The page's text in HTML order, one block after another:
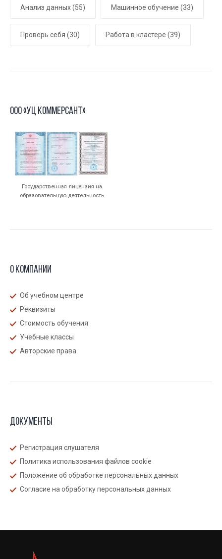
Анализ данных(55) Машинное обучение (33)
Проверь себя (30) Работа в кластере (39)
ООО «УЦ Коммерсант»
Государственная лицензия на
образовательную деятельность
О компании
Об учебном центре
Реквизиты
Стоимость обучения
Учебные классы
Авторские права
Документы
Регистрация слушателя
Политика использования файлов cookie
Положение об обработке персональных данных
Согласие на обработку персональных данных